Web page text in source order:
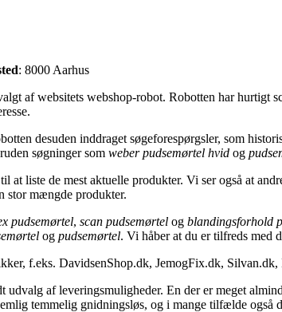
: 8000 Aarhus
af websitets webshop-robot. Robotten har
desuden inddraget søgeforespørgsler, som
søgninger som weber pudsemørtel hvid og
at liste de mest aktuelle produkter. Vi ser også at
stor mængde produkter.
pudsemørtel, scan pudsemørtel og blandingsforhold
og pudsemørtel. Vi håber at du er tilfreds med
f.eks. DavidsenShop.dk, JemogFix.dk,
udvalg af leveringsmuligheder. En der er meget
temmelig gnidningsløs, og i mange tilfælde også